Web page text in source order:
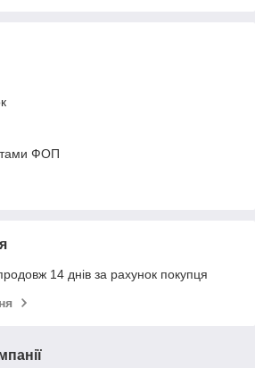
ФОП
14 днів за рахунок покупця